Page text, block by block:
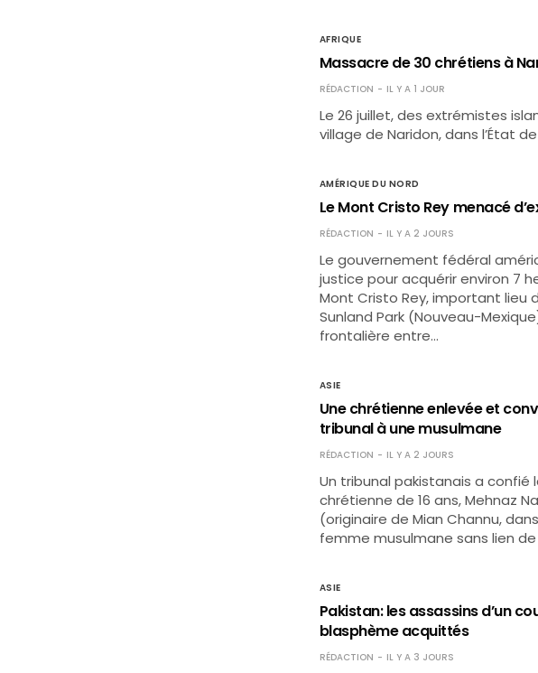
AFRIQUE
Massacre de 30 chrétiens à
RÉDACTION IL Y A 1 JOUR
Le 26 juillet, des extrémistes
village de Naridon, dans l’État
AMÉRIQUE DU NORD
Le Mont Cristo Rey menacé
RÉDACTION IL Y A 2 JOURS
Le gouvernement fédéral
justice pour acquérir environ 7
Mont Cristo Rey, important lieu
Sunland Park (Nouveau-
frontalière entre…
ASIE
Une chrétienne enlevée et
tribunal à une musulmane
RÉDACTION IL Y A 2 JOURS
Un tribunal pakistanais a confié
chrétienne de 16 ans, Mehnaz
(originaire de Mian Channu,
femme musulmane sans lien
ASIE
Pakistan: les assassins d’un
blasphème acquittés
RÉDACTION IL Y A 3 JOURS